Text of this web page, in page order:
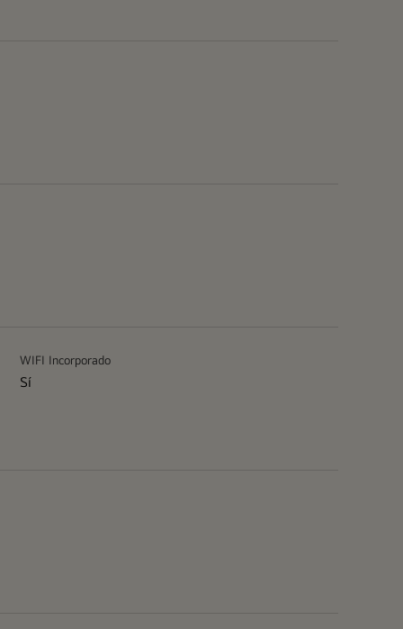
WIFI Incorporado
Sí